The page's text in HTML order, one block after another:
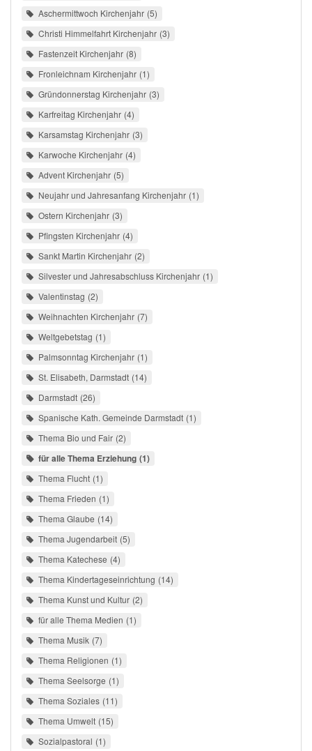
Aschermittwoch Kirchenjahr 5
Christi Himmelfahrt Kirchenjahr 3
Fastenzeit Kirchenjahr 8
Fronleichnam Kirchenjahr 1
Gründonnerstag Kirchenjahr 3
Karfreitag Kirchenjahr 4
Karsamstag Kirchenjahr 3
Karwoche Kirchenjahr 4
Advent Kirchenjahr 5
Neujahr und Jahresanfang Kirchenjahr 1
Ostern Kirchenjahr 3
Pfingsten Kirchenjahr 4
Sankt Martin Kirchenjahr 2
Silvester und Jahresabschluss Kirchenjahr 1
Valentinstag 2
Weihnachten Kirchenjahr 7
Weltgebetstag 1
Palmsonntag Kirchenjahr 1
St. Elisabeth, Darmstadt 14
Darmstadt 26
Spanische Kath. Gemeinde Darmstadt 1
Thema Bio und Fair 2
für alle Thema Erziehung 1
Thema Flucht 1
Thema Frieden 1
Thema Glaube 14
Thema Jugendarbeit 5
Thema Katechese 4
Thema Kindertageseinrichtung 14
Thema Kunst und Kultur 2
für alle Thema Medien 1
Thema Musik 7
Thema Religionen 1
Thema Seelsorge 1
Thema Soziales 11
Thema Umwelt 15
Sozialpastoral 1